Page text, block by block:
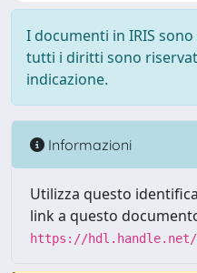
I documenti in IRIS
tutti i diritti sono
indicazione.
Informazioni
Utilizza questo
link a questo
https://hdl.handle.net/